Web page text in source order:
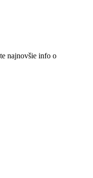
najnovšie info o